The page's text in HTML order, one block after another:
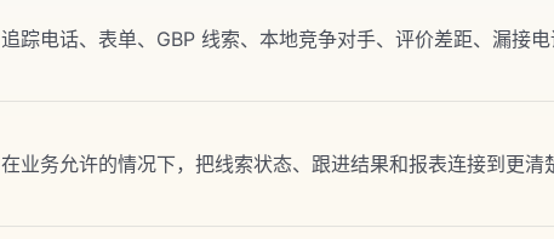
追踪电话、表单、GBP 线索、本地竞争对手、评价差距、漏接
在业务允许的情况下，把线索状态、跟进结果和报表连接到更清